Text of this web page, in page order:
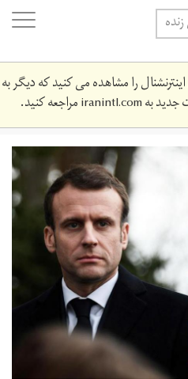
را مشاهده می کنید که دیگر به
بهiranintl.comمراجعه کنید.